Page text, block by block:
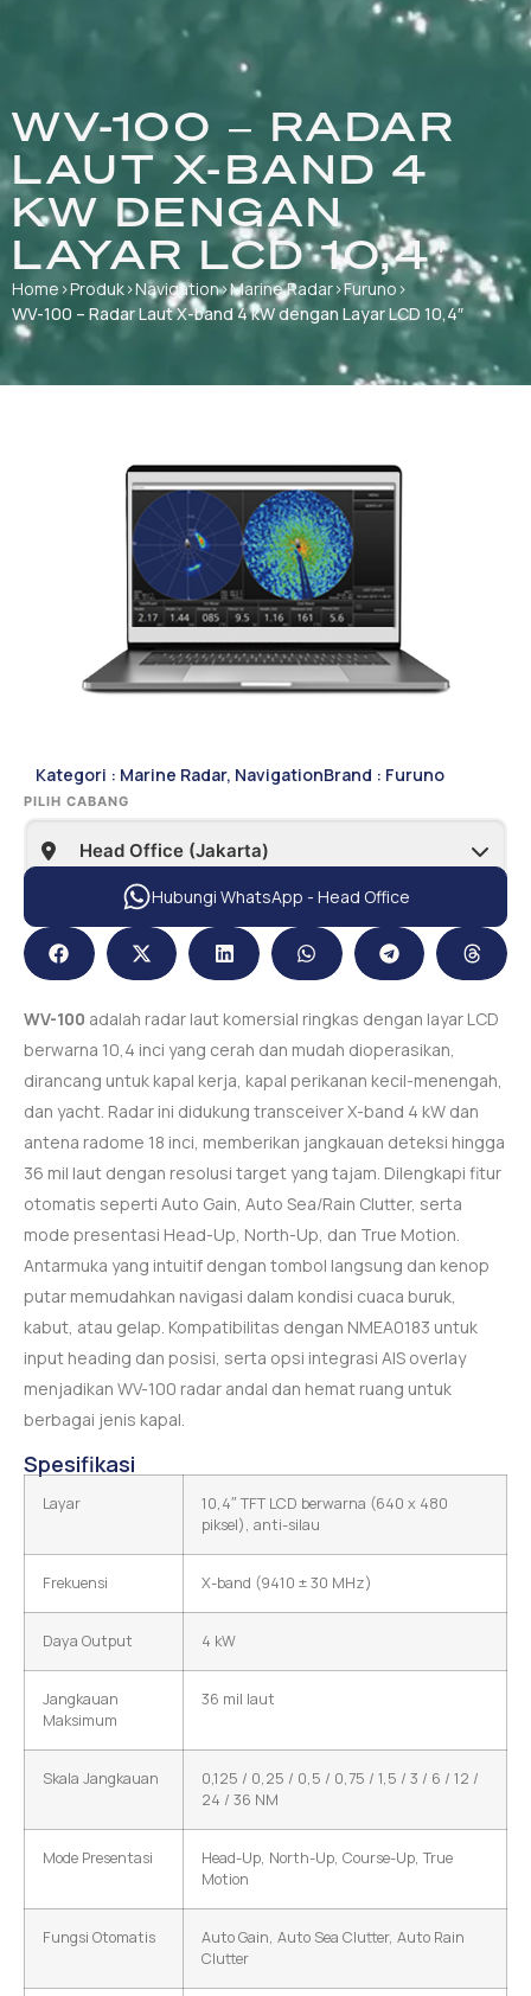
WV-100 – RADAR
LAUT X-BAND 4
KW DENGAN
LAYAR LCD 10,4″
Home›Produk›Navigation›Marine Radar›Furuno ›
WV-100 – Radar Laut X-band 4 kW dengan Layar LCD 10,4″
Kategori : Marine Radar, NavigationBrand : Furuno
PILIH CABANG
Hubungi WhatsApp - Head Office
WV-100 adalah radar laut komersial ringkas dengan layar LCD
berwarna 10,4 inci yang cerah dan mudah dioperasikan,
dirancang untuk kapal kerja, kapal perikanan kecil-menengah,
dan yacht. Radar ini didukung transceiver X-band 4 kW dan
antena radome 18 inci, memberikan jangkauan deteksi hingga
36 mil laut dengan resolusi target yang tajam. Dilengkapi fitur
otomatis seperti Auto Gain, Auto Sea/Rain Clutter, serta
mode presentasi Head-Up, North-Up, dan True Motion.
Antarmuka yang intuitif dengan tombol langsung dan kenop
putar memudahkan navigasi dalam kondisi cuaca buruk,
kabut, atau gelap. Kompatibilitas dengan NMEA0183 untuk
input heading dan posisi, serta opsi integrasi AIS overlay
menjadikan WV-100 radar andal dan hemat ruang untuk
berbagai jenis kapal.
Spesifikasi
Layar
10,4″ TFT LCD berwarna (640 x 480
piksel), anti-silau
Frekuensi X-band (9410 ± 30 MHz)
Daya Output 4 kW
Jangkauan
Maksimum
36 mil laut
Skala Jangkauan
0,125 / 0,25 / 0,5 / 0,75 / 1,5 / 3 / 6 / 12 /
24 / 36 NM
Mode Presentasi
Head-Up, North-Up, Course-Up, True
Motion
Fungsi Otomatis
Auto Gain, Auto Sea Clutter, Auto Rain
Clutter